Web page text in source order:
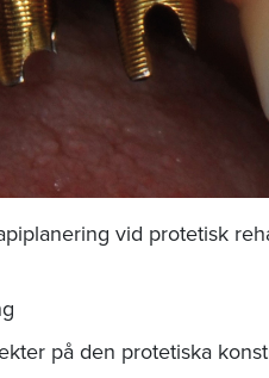
vid protetisk
på den protetiska